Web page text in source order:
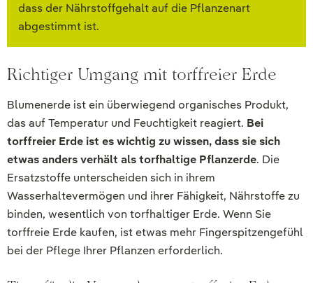
dass der Nährstoffgehalt auf die Pflanzenart
abgestimmt ist.
Richtiger Umgang mit torffreier Erde
Blumenerde ist ein überwiegend organisches Produkt,
das auf Temperatur und Feuchtigkeit reagiert. Bei
torffreier Erde ist es wichtig zu wissen, dass sie sich
etwas anders verhält als torfhaltige Pflanzerde. Die
Ersatzstoffe unterscheiden sich in ihrem
Wasserhaltevermögen und ihrer Fähigkeit, Nährstoffe zu
binden, wesentlich von torfhaltiger Erde. Wenn Sie
torffreie Erde kaufen, ist etwas mehr Fingerspitzengefühl
bei der Pflege Ihrer Pflanzen erforderlich.